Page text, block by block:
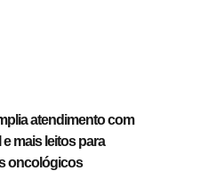
atendimento com
e mais leitos para
oncológicos